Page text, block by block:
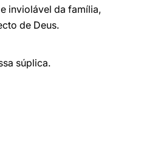
inviolável da família,
de Deus.
súplica.